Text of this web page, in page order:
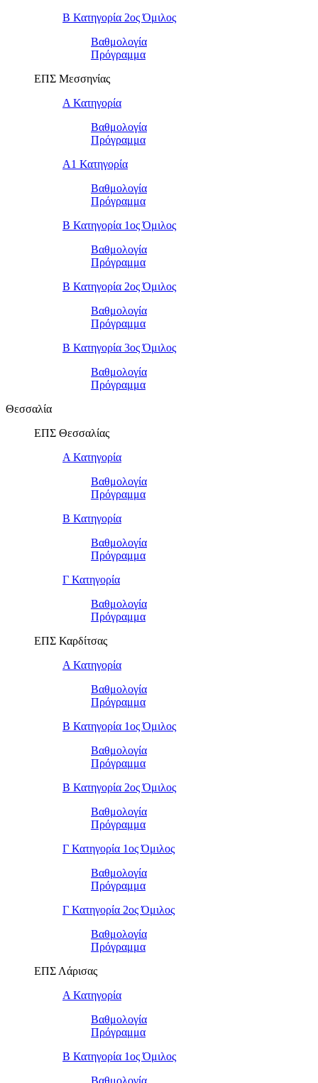
Β Κατηγορία 2ος Όμιλος
Βαθμολογία
Πρόγραμμα
ΕΠΣ Μεσσηνίας
Α Κατηγορία
Βαθμολογία
Πρόγραμμα
Α1 Κατηγορία
Βαθμολογία
Πρόγραμμα
Β Κατηγορία 1ος Όμιλος
Βαθμολογία
Πρόγραμμα
Β Κατηγορία 2ος Όμιλος
Βαθμολογία
Πρόγραμμα
Β Κατηγορία 3ος Όμιλος
Βαθμολογία
Πρόγραμμα
Θεσσαλία
ΕΠΣ Θεσσαλίας
Α Κατηγορία
Βαθμολογία
Πρόγραμμα
Β Κατηγορία
Βαθμολογία
Πρόγραμμα
Γ Κατηγορία
Βαθμολογία
Πρόγραμμα
ΕΠΣ Καρδίτσας
Α Κατηγορία
Βαθμολογία
Πρόγραμμα
Β Κατηγορία 1ος Όμιλος
Βαθμολογία
Πρόγραμμα
Β Κατηγορία 2ος Όμιλος
Βαθμολογία
Πρόγραμμα
Γ Κατηγορία 1ος Όμιλος
Βαθμολογία
Πρόγραμμα
Γ Κατηγορία 2ος Όμιλος
Βαθμολογία
Πρόγραμμα
ΕΠΣ Λάρισας
Α Κατηγορία
Βαθμολογία
Πρόγραμμα
Β Κατηγορία 1ος Όμιλος
Βαθμολογία